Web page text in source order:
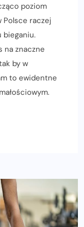
poziom
Polsce raczej
bieganiu.
na znaczne
by w
to ewidentne